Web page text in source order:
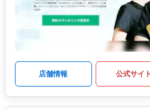
店舗情報 公式サイト